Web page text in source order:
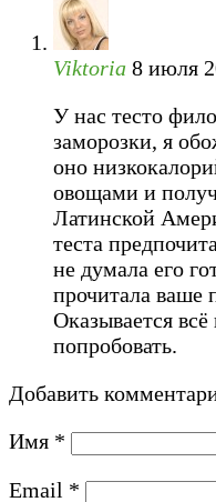
Viktoria 8 июля
У нас тесто
заморозки, я
оно
овощами и
Латинской
теста
не думала его
прочитала ваше
Оказывается
попробовать.
Добавить
Имя *
Email *